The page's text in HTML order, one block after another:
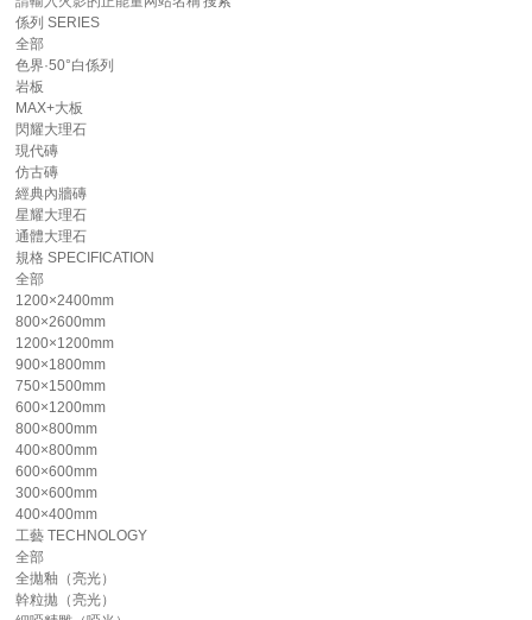
係列SERIES
全部
色界·50°白係列
岩板
MAX+大板
閃耀大理石
現代磚
仿古磚
經典內牆磚
星耀大理石
通體大理石
規格SPECIFICATION
全部
1200×2400mm
800×2600mm
1200×1200mm
900×1800mm
750×1500mm
600×1200mm
800×800mm
400×800mm
600×600mm
300×600mm
400×400mm
工藝TECHNOLOGY
全部
全拋釉（亮光）
幹粒拋（亮光）